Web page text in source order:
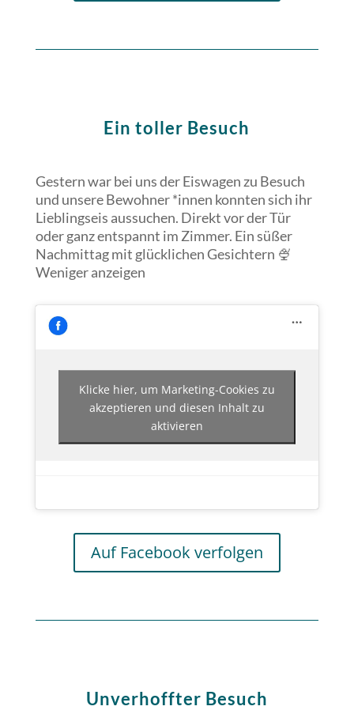
Ein toller Besuch
Gestern war bei uns der Eiswagen zu Besuch
und unsere Bewohner *innen konnten sich ihr
Lieblingseis aussuchen. Direkt vor der Tür
oder ganz entspannt im Zimmer. Ein süßer
Nachmittag mit glücklichen Gesichtern 🍨
Weniger anzeigen
Klicke hier, um Marketing-Cookies zu
akzeptieren und diesen Inhalt zu
aktivieren
Auf Facebook verfolgen
Unverhoffter Besuch